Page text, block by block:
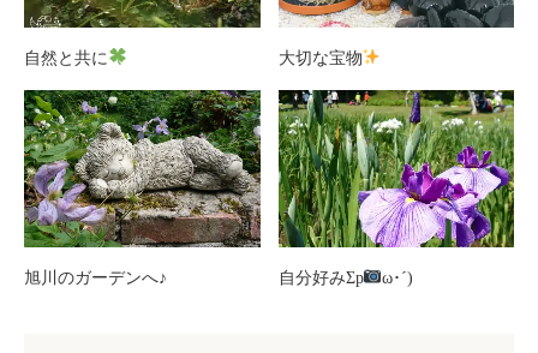
自然と共に 大切な宝物
旭川のガーデンへ♪ 自分好みΣp ω･´)